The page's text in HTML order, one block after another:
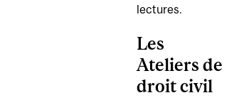
lectures.
Les
Ateliers de
droit civil